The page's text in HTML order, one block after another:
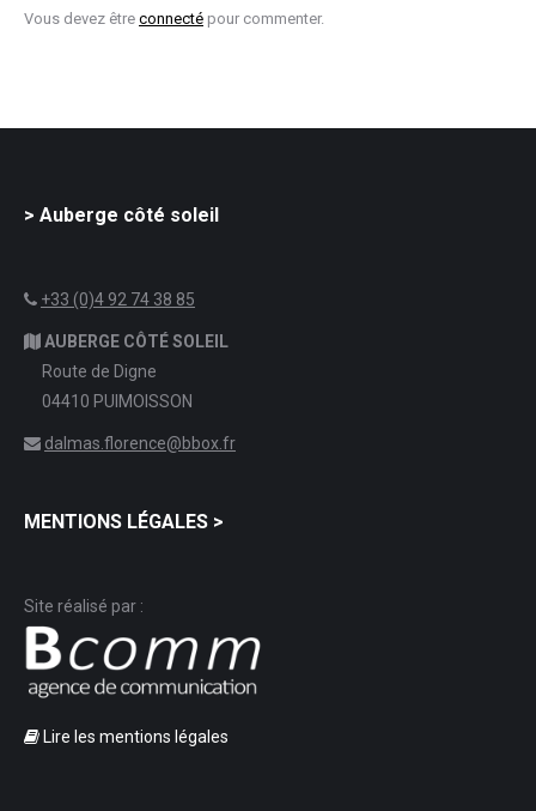
Vous devez être connecté pour commenter.
> Auberge côté soleil
+33 (0)4 92 74 38 85
AUBERGE CÔTÉ SOLEIL
Route de Digne
04410 PUIMOISSON
dalmas.florence@bbox.fr
MENTIONS LÉGALES >
Site réalisé par :
Lire les mentions légales